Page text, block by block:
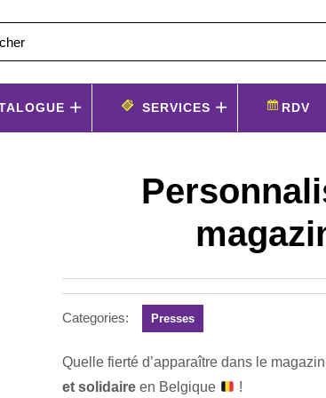
SERVICES RDV
Categories: Presses
Quelle fierté d’apparaître dans le
et solidaire en Belgique !